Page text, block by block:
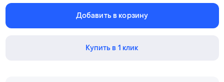
Добавить в корзину
Купить в 1 клик